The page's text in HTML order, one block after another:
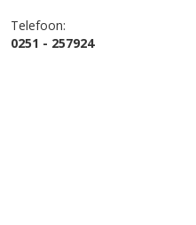
Telefoon:
0251 - 257924